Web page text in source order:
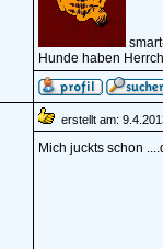
Hunde haben
erstellt am:
Mich juckts schon